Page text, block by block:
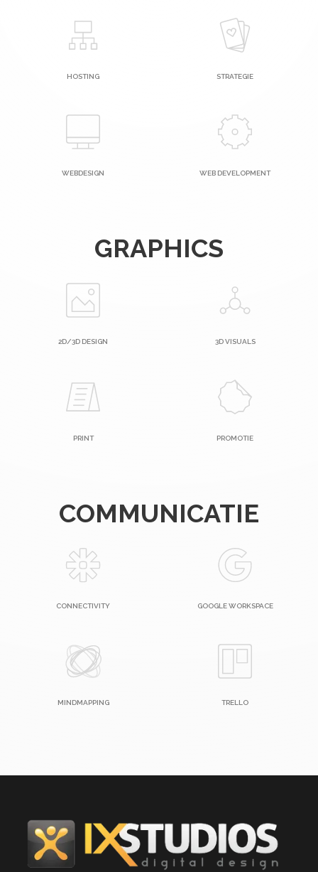
HOSTING STRATEGIE
WEBDESIGN WEB DEVELOPMENT
GRAPHICS
2D/3D DESIGN 3D VISUALS
PRINT PROMOTIE
COMMUNICATIE
CONNECTIVITY GOOGLE WORKSPACE
MINDMAPPING TRELLO